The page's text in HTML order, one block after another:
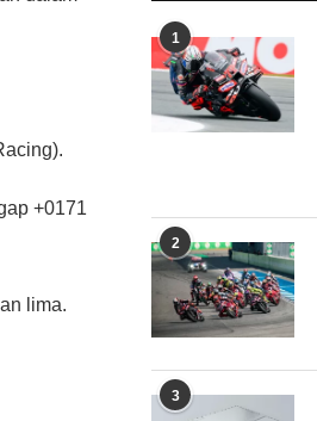
+0171
lima.
1
2
3